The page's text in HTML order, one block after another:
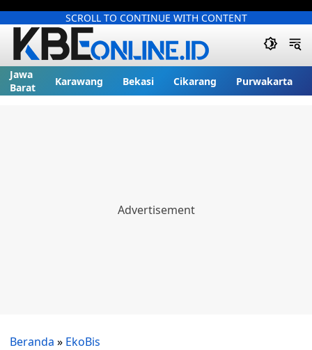
SCROLL TO CONTINUE WITH CONTENT
Jawa
Barat
Karawang Bekasi Cikarang Purwakarta
Beranda » EkoBis